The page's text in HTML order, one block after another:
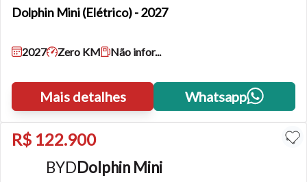
Dolphin Mini(Elétrico) - 2027
2027 Zero KM Não infor...
Mais detalhes Whatsapp
R$ 122.900
BYDDolphin Mini